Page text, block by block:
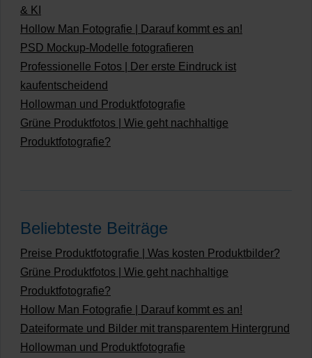
& KI
Hollow Man Fotografie | Darauf kommt es an!
PSD Mockup-Modelle fotografieren
Professionelle Fotos | Der erste Eindruck ist
kaufentscheidend
Hollowman und Produktfotografie
Grüne Produktfotos | Wie geht nachhaltige
Produktfotografie?
Beliebteste Beiträge
Preise Produktfotografie | Was kosten Produktbilder?
Grüne Produktfotos | Wie geht nachhaltige
Produktfotografie?
Hollow Man Fotografie | Darauf kommt es an!
Dateiformate und Bilder mit transparentem Hintergrund
Hollowman und Produktfotografie